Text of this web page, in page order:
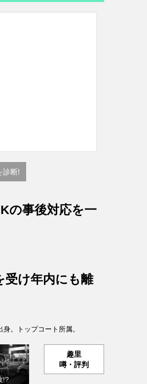
診断!
の事後対応を一
受け年内にも離
。トップコート所属。
!?
趣里
噂・評判